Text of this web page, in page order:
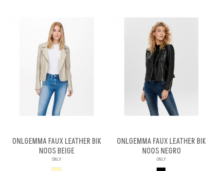
ONLGEMMA FAUX LEATHER BIK
NOOS BEIGE
ONLY
ONLGEMMA FAUX LEATHER BIK
NOOS NEGRO
ONLY